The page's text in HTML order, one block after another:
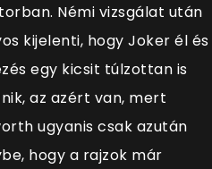
Némi vizsgálat után
kijelenti, hogy Joker él és
egy kicsit túlzottan is
az azért van, mert
ugyanis csak azután
hogy a rajzok már